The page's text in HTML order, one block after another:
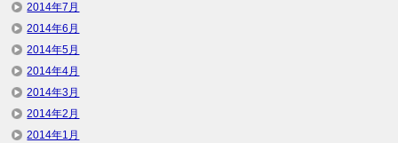
2014年7月
2014年6月
2014年5月
2014年4月
2014年3月
2014年2月
2014年1月